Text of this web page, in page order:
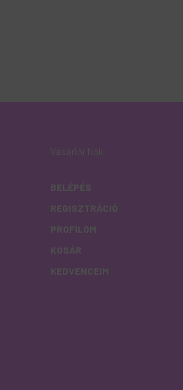
Vásárlói fiók
BELÉPÉS
REGISZTRÁCIÓ
PROFILOM
KOSÁR
KEDVENCEIM